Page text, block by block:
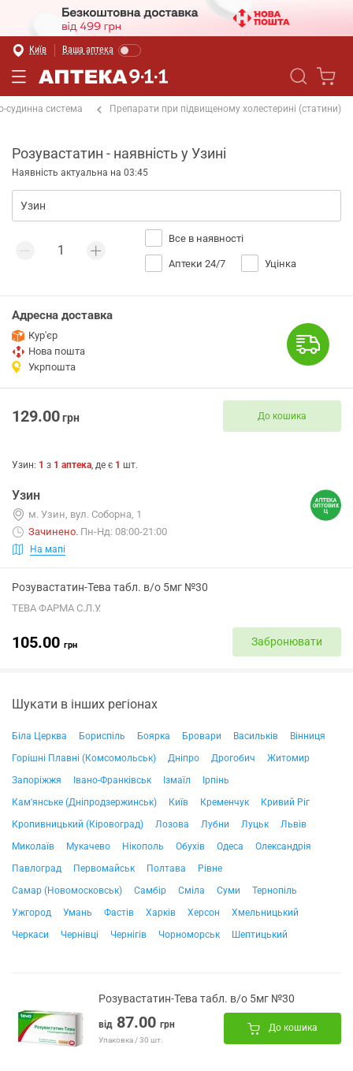
Київ Ваша аптека
судинна система Препарати при підвищеному холестерині (статини)
Розувастатин - наявність у Узині
Наявність актуальна на 03:45
Все в наявності
Аптеки 24/7 Уцінка
Адресна доставка
Кур'єр
Нова пошта
Укрпошта
129.00грн До кошика
Узин: 1 з 1 аптека, де є 1 шт.
Узин
м. Узин, вул. Соборна, 1
Зачинено. Пн-Нд: 08:00-21:00
На мапі
Розувастатин-Тева табл. в/о 5мг №30
ТЕВА ФАРМА С.Л.У.
105.00 грн Забронювати
Шукати в інших регіонах
Біла Церква Бориспіль Боярка Бровари Васильків
Вінниця
Горішні Плавні (Комсомольськ)
Дніпро Дрогобич
Житомир
Запоріжжя
Івано-Франківськ Ізмаїл
Ірпінь
Кам'янське (Дніпродзержинськ)
Київ Кременчук
Кривий Ріг
Кропивницький (Кіровоград)
Лозова Лубни Луцьк
Львів
Миколаїв
Мукачево Нікополь Обухів Одеса
Олександрія
Павлоград
Первомайськ Полтава
Рівне
Самар (Новомосковськ)
Самбір Сміла Суми
Тернопіль
Ужгород
Умань Фастів Харків Херсон
Хмельницький
Черкаси
Чернівці Чернігів Чорноморськ Шептицький
Розувастатин-Тева табл. в/о 5мг №30
від 87.00 грн
Упаковка / 30 шт.
До кошика